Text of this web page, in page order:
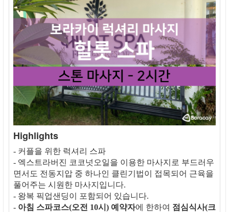
Highlights
- 커플을 위한 럭셔리 스파
- 엑스트라버진 코코넛오일을 이용한 마사지로 부드러우
면서도 전동지압 중 하나인 클린기법이 접목되어 근육을
풀어주는 시원한 마사지입니다.
- 왕복 픽업샌딩이 포함되어 있습니다.
- 아침 스파코스(오전 10시) 예약자에 한하여 점심식사(크